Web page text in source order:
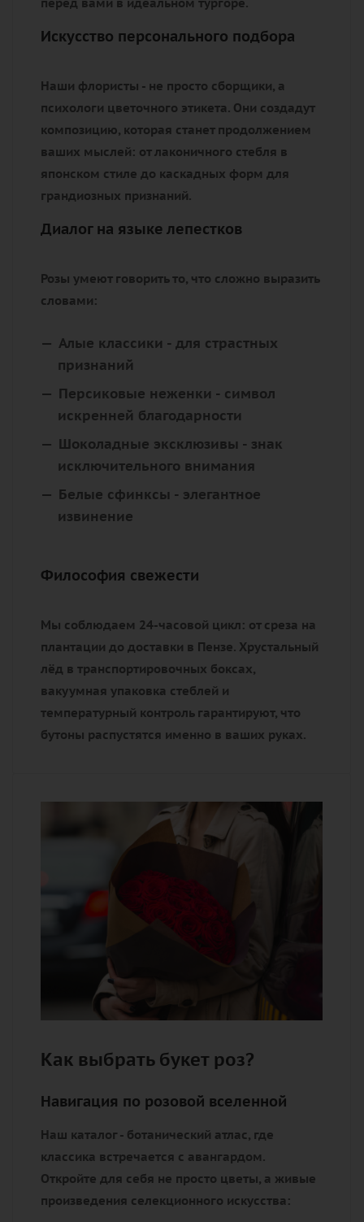
перед вами в идеальном тургоре.
Искусство персонального подбора
Наши флористы - не просто сборщики, а
психологи цветочного этикета. Они создадут
композицию, которая станет продолжением
ваших мыслей: от лаконичного стебля в
японском стиле до каскадных форм для
грандиозных признаний.
Диалог на языке лепестков
Розы умеют говорить то, что сложно выразить
словами:
Алые классики - для страстных
признаний
Персиковые неженки - символ
искренней благодарности
Шоколадные эксклюзивы - знак
исключительного внимания
Белые сфинксы - элегантное
извинение
Философия свежести
Мы соблюдаем 24-часовой цикл: от среза на
плантации до доставки в Пензе. Хрустальный
лёд в транспортировочных боксах,
вакуумная упаковка стеблей и
температурный контроль гарантируют, что
бутоны распустятся именно в ваших руках.
Как выбрать букет роз?
Навигация по розовой вселенной
Наш каталог - ботанический атлас, где
классика встречается с авангардом.
Откройте для себя не просто цветы, а живые
произведения селекционного искусства: